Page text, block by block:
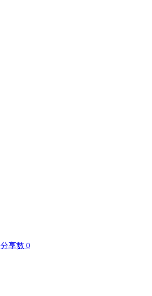
分享數 0